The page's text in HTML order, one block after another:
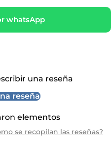
whatsApp
una reseña
reseña
elementos
se recopilan las reseñas?